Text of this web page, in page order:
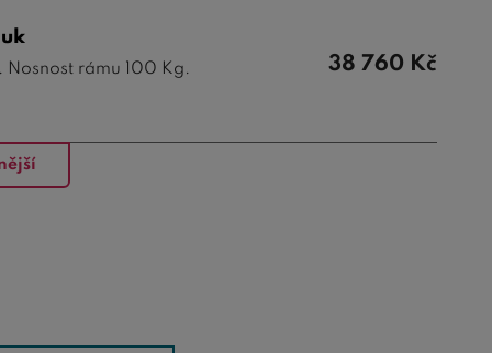
rámu 100 Kg.
38 760 Kč